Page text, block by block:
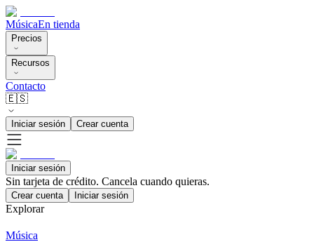
MúsicaEn tienda
Precios
Recursos
Contacto
🇪🇸
Iniciar sesión Crear cuenta
Iniciar sesión
Sin tarjeta de crédito. Cancela cuando quieras.
Crear cuenta Iniciar sesión
Explorar
Música